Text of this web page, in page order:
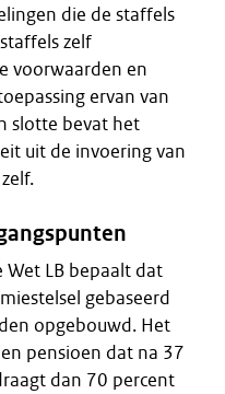
die de staffels
zelf
voorwaarden en
ervan van
slotte bevat het
uit de invoering van
LB bepaalt dat
gebaseerd
opgebouwd. Het
pensioen dat na 37
dan 70 percent